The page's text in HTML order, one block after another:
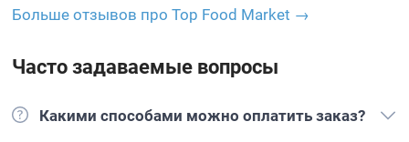
Больше отзывов про Top Food Market →
Часто задаваемые вопросы
Какими способами можно оплатить заказ?